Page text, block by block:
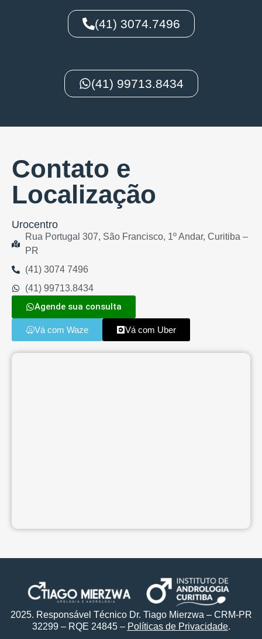
(41) 3074.7496
(41) 99713.8434
Contato e
Localização
Urocentro
Rua Portugal 307, São Francisco, 1º Andar, Curitiba –
PR
(41) 3074 7496
(41) 99713.8434
Agende sua consulta
Vá com Waze Vá com Uber
2025. Responsável Técnico Dr. Tiago Mierzwa – CRM-PR
32299 – RQE 24845 – Políticas de Privacidade.